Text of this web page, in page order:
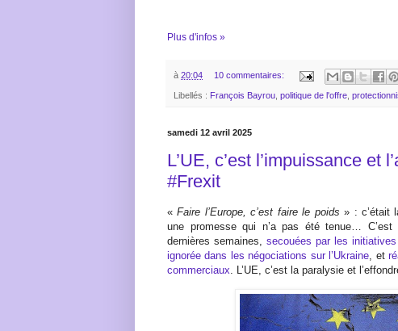
Plus d'infos »
à 20:04 10 commentaires:
Libellés : François Bayrou politique de l'offre
samedi 12 avril 2025
L’UE, c’est l’impuissance et
#Frexit
«Faire l’Europe, c’est faire le poids » : c’était
une promesse qui n’a pas été tenue… C’est
dernières semaines, secouées par les
ignorée dans les négociations sur l’Ukraine, et
commerciaux. L’UE, c’est la paralysie et